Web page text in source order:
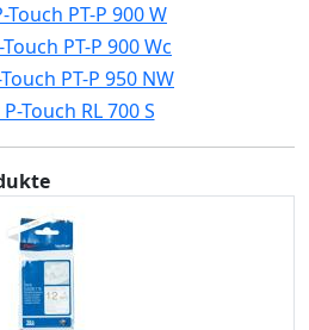
PT-P 900 W
PT-P 900 Wc
PT-P 950 NW
Touch RL 700 S